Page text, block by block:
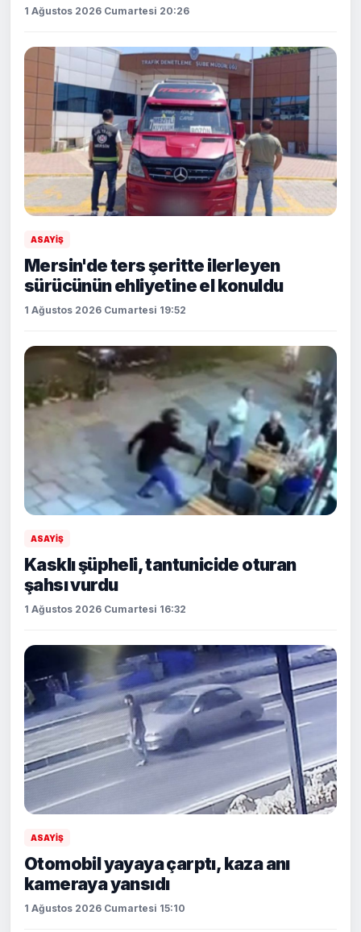
1 Ağustos 2026 Cumartesi 20:26
ASAYİŞ
Mersin'de ters şeritte ilerleyen
sürücünün ehliyetine el konuldu
1 Ağustos 2026 Cumartesi 19:52
ASAYİŞ
Kasklı şüpheli, tantunicide oturan
şahsı vurdu
1 Ağustos 2026 Cumartesi 16:32
ASAYİŞ
Otomobil yayaya çarptı, kaza anı
kameraya yansıdı
1 Ağustos 2026 Cumartesi 15:10